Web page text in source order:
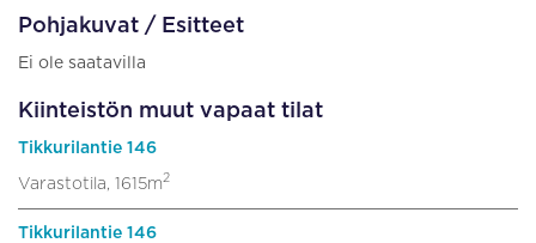
Pohjakuvat / Esitteet
Ei ole saatavilla
Kiinteistön muut vapaat tilat
Tikkurilantie 146
Varastotila, 1615m2
Tikkurilantie 146